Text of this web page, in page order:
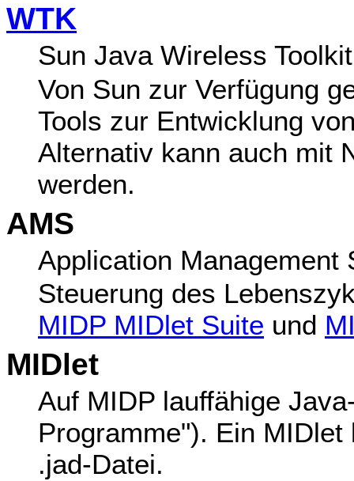
WTK
Sun Java Wireless
Von Sun zur Verfügung
Tools zur Entwicklung
Alternativ kann auch mit
werden.
AMS
Application Management
Steuerung des
MIDP MIDlet Suite und
MIDlet
Auf MIDP lauffähige
Programme"). Ein
.jad-Datei.